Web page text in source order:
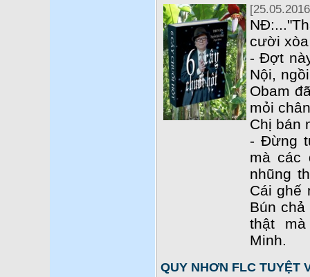
cười
- Đợt
Nội,
Obam
mỏi
Chị bán
- Đừng
mà các
nhũng
Cái ghế
Bún
thật
Minh.
QUY NHƠN FLC TUYỆT